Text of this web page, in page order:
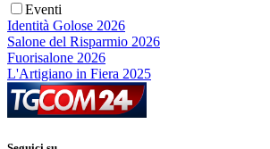
Eventi
Identità Golose 2026
Salone del Risparmio 2026
Fuorisalone 2026
L'Artigiano in Fiera 2025